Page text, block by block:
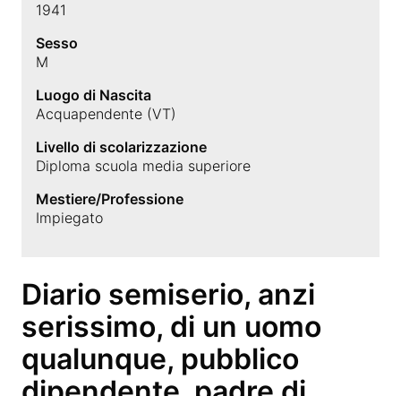
1941
Sesso
M
Luogo di Nascita
Acquapendente (VT)
Livello di scolarizzazione
Diploma scuola media superiore
Mestiere/Professione
Impiegato
Diario semiserio, anzi
serissimo, di un uomo
qualunque, pubblico